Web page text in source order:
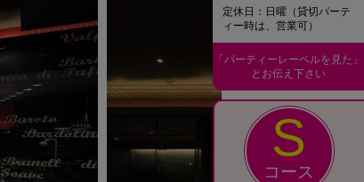
定休日：日曜（貸切パーテ
ィー時は、営業可）
「パーティーレーベルを見た」
とお伝え下さい
S
コース